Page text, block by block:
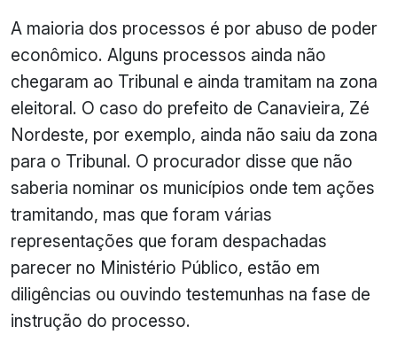
A maioria dos processos é por abuso de poder
econômico. Alguns processos ainda não
chegaram ao Tribunal e ainda tramitam na zona
eleitoral. O caso do prefeito de Canavieira, Zé
Nordeste, por exemplo, ainda não saiu da zona
para o Tribunal. O procurador disse que não
saberia nominar os municípios onde tem ações
tramitando, mas que foram várias
representações que foram despachadas
parecer no Ministério Público, estão em
diligências ou ouvindo testemunhas na fase de
instrução do processo.